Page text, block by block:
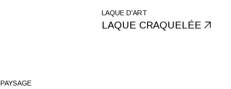
NOTRE HISTOIRE
ANNE MIDAVAINE
PAYSAGE
LAQUE D'ART
LAQUE CRAQUELÉE